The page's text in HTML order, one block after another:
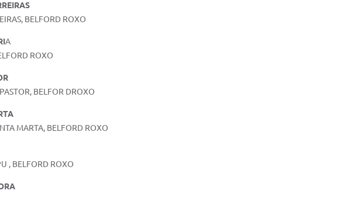
BELFORD ROXO
A
ROXO
BELFOR DROXO
MARTA, BELFORD ROXO
, BELFORD ROXO